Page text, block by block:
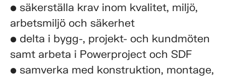
• säkerställa krav inom kvalitet, miljö,
arbetsmiljö och säkerhet
• delta i bygg-, projekt- och kundmöten
samt arbeta i Powerproject och SDF
• samverka med konstruktion, montage,